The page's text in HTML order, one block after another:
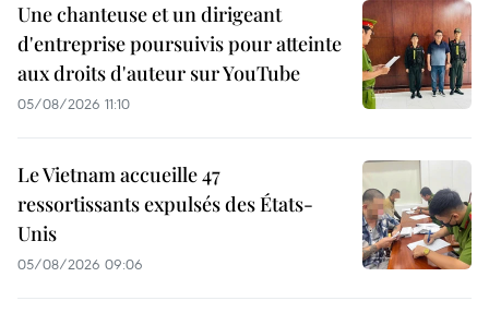
Une chanteuse et un dirigeant
d'entreprise poursuivis pour atteinte
aux droits d'auteur sur YouTube
05/08/2026 11:10
Le Vietnam accueille 47
ressortissants expulsés des États-
Unis
05/08/2026 09:06